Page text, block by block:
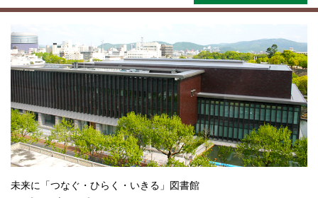
未来に「つなぐ・ひらく・いきる」図書館